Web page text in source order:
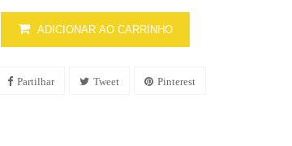
ADICIONAR AO CARRINHO
Partilhar Tweet Pinterest